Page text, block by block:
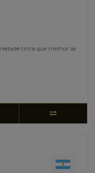
tinta que melhor se